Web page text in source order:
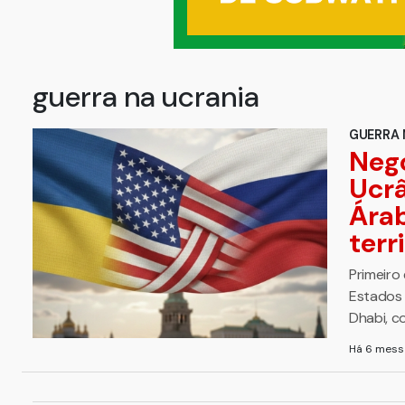
guerra na ucrania
Estados
Dhabi,
Há 6